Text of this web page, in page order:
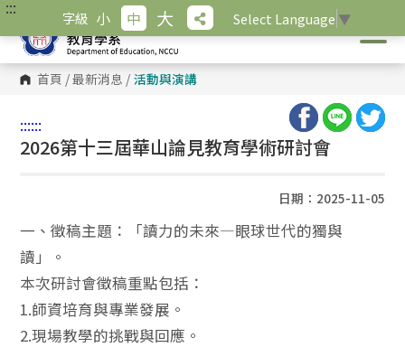
跳
主
內
容
::: 字級 小 中 大 Select Language ▼
首頁 /最新消息 / 活動與演講
::::::
2026第十三屆華山論見教育學術研討會
日期：2025-11-05
一、徵稿主題：「讀力的未來—眼球世代的獨與
讀」。
本次研討會徵稿重點包括：
1.師資培育與專業發展。
2.現場教學的挑戰與回應。